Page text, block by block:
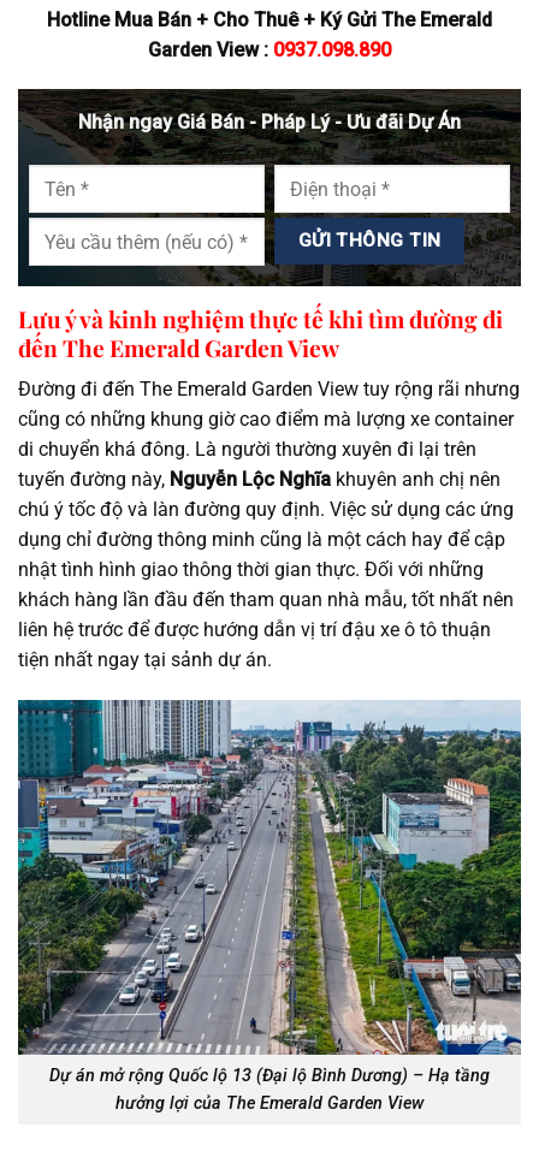
Hotline Mua Bán + Cho Thuê + Ký Gửi The Emerald
Garden View : 0937.098.890
Nhận ngay Giá Bán - Pháp Lý - Ưu đãi Dự Án
Lưu ý và kinh nghiệm thực tế khi tìm đường đi
đến The Emerald Garden View
Đường đi đến The Emerald Garden View tuy rộng rãi nhưng
cũng có những khung giờ cao điểm mà lượng xe container
di chuyển khá đông. Là người thường xuyên đi lại trên
tuyến đường này, Nguyễn Lộc Nghĩa khuyên anh chị nên
chú ý tốc độ và làn đường quy định. Việc sử dụng các ứng
dụng chỉ đường thông minh cũng là một cách hay để cập
nhật tình hình giao thông thời gian thực. Đối với những
khách hàng lần đầu đến tham quan nhà mẫu, tốt nhất nên
liên hệ trước để được hướng dẫn vị trí đậu xe ô tô thuận
tiện nhất ngay tại sảnh dự án.
Dự án mở rộng Quốc lộ 13 (Đại lộ Bình Dương) – Hạ tầng
hưởng lợi của The Emerald Garden View